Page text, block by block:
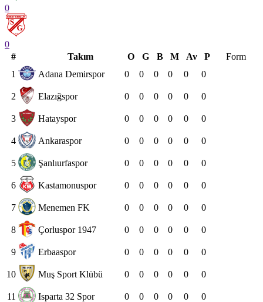
0
0
#
Takım O G B M Av P
Form
1
Adana Demirspor 0 0 0 0 0 0
2 Elazığspor 0 0 0 0 0 0
3 Hatayspor 0 0 0 0 0 0
4 Ankaraspor 0 0 0 0 0 0
5 Şanlıurfaspor 0 0 0 0 0 0
6 Kastamonuspor 0 0 0 0 0 0
7 Menemen FK 0 0 0 0 0 0
8 Çorluspor 1947 0 0 0 0 0 0
9 Erbaaspor 0 0 0 0 0 0
10 Muş Sport Klübü 0 0 0 0 0 0
11 Isparta 32 Spor 0 0 0 0 0 0